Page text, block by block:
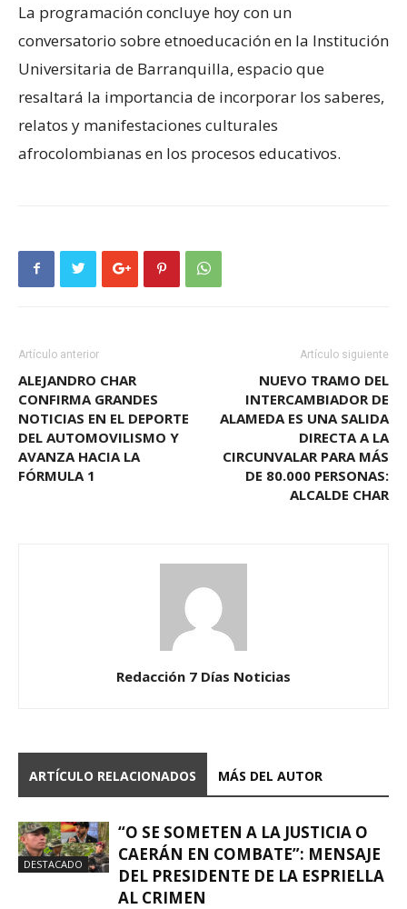
La programación concluye hoy con un
conversatorio sobre etnoeducación en la Institución
Universitaria de Barranquilla, espacio que
resaltará la importancia de incorporar los saberes,
relatos y manifestaciones culturales
afrocolombianas en los procesos educativos.
Artículo anterior
ALEJANDRO CHAR
CONFIRMA GRANDES
NOTICIAS EN EL DEPORTE
DEL AUTOMOVILISMO Y
AVANZA HACIA LA
FÓRMULA 1
Artículo siguiente
NUEVO TRAMO DEL
INTERCAMBIADOR DE
ALAMEDA ES UNA SALIDA
DIRECTA A LA
CIRCUNVALAR PARA MÁS
DE 80.000 PERSONAS:
ALCALDE CHAR
Redacción 7 Días Noticias
ARTÍCULO RELACIONADOS MÁS DEL AUTOR
DESTACADO
“O SE SOMETEN A LA JUSTICIA O
CAERÁN EN COMBATE”: MENSAJE
DEL PRESIDENTE DE LA ESPRIELLA
AL CRIMEN